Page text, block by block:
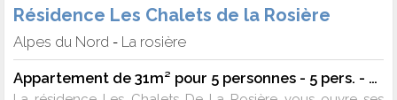
Résidence Les Chalets de la Rosière
Alpes du Nord - La rosière
Appartement de 31m² pour 5 personnes - 5 pers. - TV